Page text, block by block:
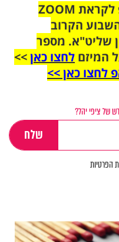
הצטרפו לקבוצת הוואטסאפ לקראת ZOOM
הקרוב
שליט"א. מספר
המיזם לחצו כאן>>
לחצו כאן >>
של ציפי יהל?
הפרטיות